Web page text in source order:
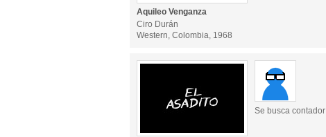
Aquileo Venganza
Ciro Durán
Western, Colombia, 1968
Se busca contador